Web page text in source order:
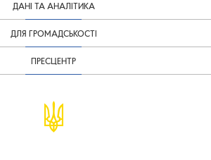
ДАНІ ТА АНАЛІТИКА
ДЛЯ ГРОМАДСЬКОСТІ
ПРЕСЦЕНТР